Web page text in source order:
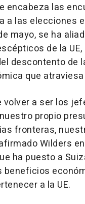
encabeza las
a las elecciones
mayo, se ha
de la UE,
descontento de
que
volver a ser los
propio
fronteras,
Wilders
ha puesto a
beneficios
a la UE.